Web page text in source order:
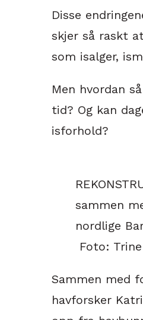
Disse
skjer så raskt
som isalger,
Men hvordan
tid? Og kan
isforhold?
sammen
nordlige
Foto:
Sammen med
havforsker